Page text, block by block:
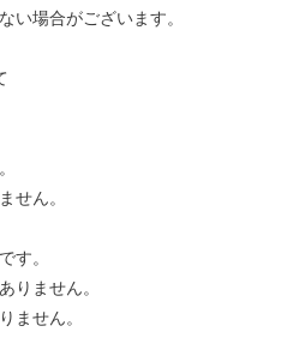
い場合がございます。
ん。
す。
ません。
せん。